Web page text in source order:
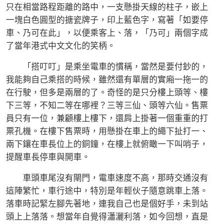
只在相當路程距離的路中，一支懸掛天線的柱子，嵌上
一塊白色圓型的搪瓷牌子，印上藍色字，寫著「如要停
車、乃可在此」，以便乘客上、落，「乃可」兩個字成
了當年港式中文文化的笑柄。
「搭叮叮」是乘坐電車的慣稱，當然是要付鈔的，
我能夠自己乘搭的時候，雖然還有單層的實廂一拖一的
在行駛，但多是兩層的了。奇怪的是只分樓上頭等、樓
下三等，不知二等在哪裡？三等三仙、頭等六仙。售票
員只有一位，兼顧樓上樓下，還肩上掛著一個重重的打
票孔機。在樓下售票時，用懸掛在車上的繩下扯打一、
兩下鑲在車長位上的銅鐘，在樓上就俯瞰一下叫哨子，
提醒車長停車與開車。
車頭車尾沒有閘門，電車速度不高，那時交通沒有
這陣繁忙，車行途中，特別是年輕伙子隨意跳車上落。
落車時記緊左腳先著地，連我自己也是個好手，未到站
頭上上落落。想當年自覺得瀟灑利落，如今回想，直是